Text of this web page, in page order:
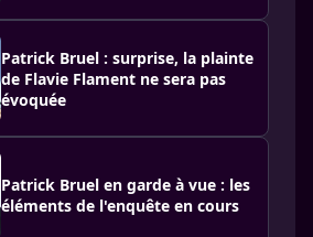
Patrick Bruel : surprise, la plainte
de Flavie Flament ne sera pas
évoquée
Patrick Bruel en garde à vue : les
éléments de l'enquête en cours